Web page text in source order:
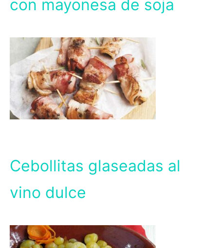
con mayonesa de soja
Cebollitas glaseadas al
vino dulce